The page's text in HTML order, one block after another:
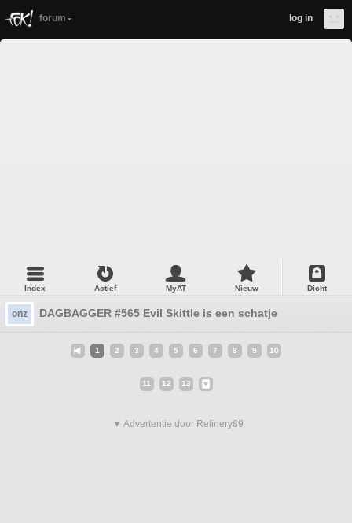
forum log in
Index Actief MyAT Nieuw Dicht
onz DAGBAGGER #565 Evil Skittle is een schatje
1 2 3 4 5 6 7 8 9 10
11 12 13
▼ Advertentie door Refinery89